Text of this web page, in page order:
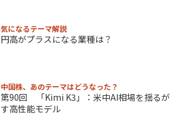
気になるテーマ解説
円高がプラスになる業種は？
中国株、あのテーマはどうなった？
第90回 「Kimi K3」：米中AI相場を揺るが
す高性能モデル